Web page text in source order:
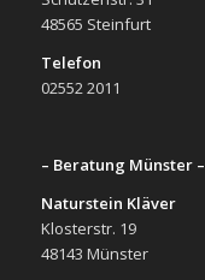
48565 Steinfurt
Telefon
02552 2011
– Beratung Münster –
Naturstein Kläver
Klosterstr. 19
48143 Münster